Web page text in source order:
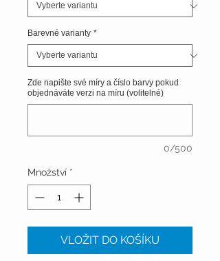
Barevné varianty *
Zde napište své míry a číslo barvy pokud
objednáváte verzi na míru (volitelné)
0/500
Množství *
VLOŽIT DO KOŠÍKU